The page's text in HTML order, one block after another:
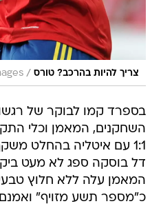
צריך להיות בהרכב? טורס /
בספרד קמו לבוקר של
השחקנים, המאמן וכלי
1:1 עם איטליה בהחלט
דל בוסקה ספג לא מעט
המאמן עלה ללא חלוץ
כ"מספר תשע מזויף"